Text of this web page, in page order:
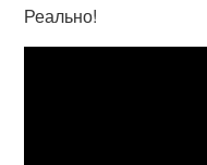
Реально!